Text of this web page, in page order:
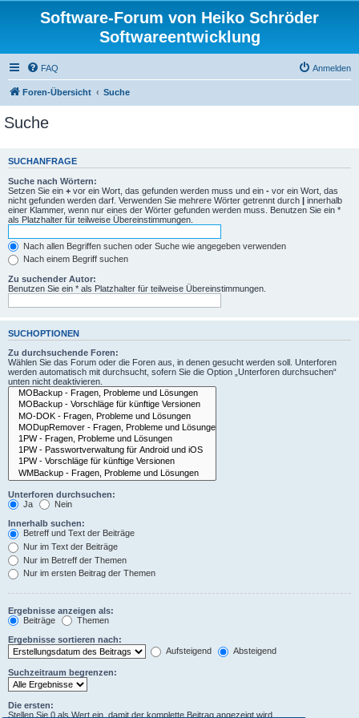
Software-Forum von Heiko Schröder
Softwareentwicklung
FAQ Anmelden
Foren-Übersicht Suche
Suche
SUCHANFRAGE
Suche nach Wörtern:
Setzen Sie ein + vor ein Wort, das gefunden werden muss und ein - vor ein Wort, das
nicht gefunden werden darf. Verwenden Sie mehrere Wörter getrennt durch | innerhalb
einer Klammer, wenn nur eines der Wörter gefunden werden muss. Benutzen Sie ein *
als Platzhalter für teilweise Übereinstimmungen.
Nach allen Begriffen suchen oder Suche wie angegeben verwenden
Nach einem Begriff suchen
Zu suchender Autor:
Benutzen Sie ein * als Platzhalter für teilweise Übereinstimmungen.
SUCHOPTIONEN
Zu durchsuchende Foren:
Wählen Sie das Forum oder die Foren aus, in denen gesucht werden soll. Unterforen
werden automatisch mit durchsucht, sofern Sie die Option „Unterforen durchsuchen“
unten nicht deaktivieren.
Unterforen durchsuchen:
Ja
Nein
Innerhalb suchen:
Betreff und Text der Beiträge
Nur im Text der Beiträge
Nur im Betreff der Themen
Nur im ersten Beitrag der Themen
Ergebnisse anzeigen als:
Beiträge
Themen
Ergebnisse sortieren nach:
Aufsteigend
Absteigend
Suchzeitraum begrenzen:
Die ersten:
Stellen Sie 0 als Wert ein, damit der komplette Beitrag angezeigt wird.